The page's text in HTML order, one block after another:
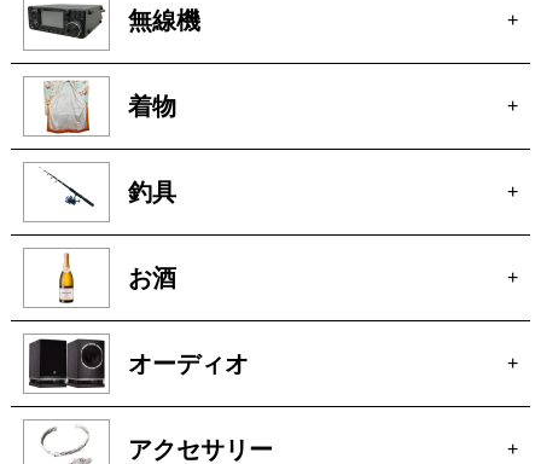
無線機 +
着物 +
釣具 +
お酒 +
オーディオ +
アクセサリー +